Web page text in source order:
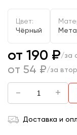
Цвет:
Чёрный
от 190 ₽/за
от 54 ₽/за
- +
Доставка и